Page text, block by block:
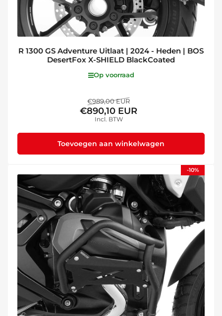
R 1300 GS Adventure Uitlaat | 2024 - Heden | BOS
DesertFox X-SHIELD BlackCoated
Op voorraad
Normale
prijs
€989,00 EURAanbiedingsprijs
€890,10 EUR
Incl. BTW
Toevoegen aan winkelwagen
-10%